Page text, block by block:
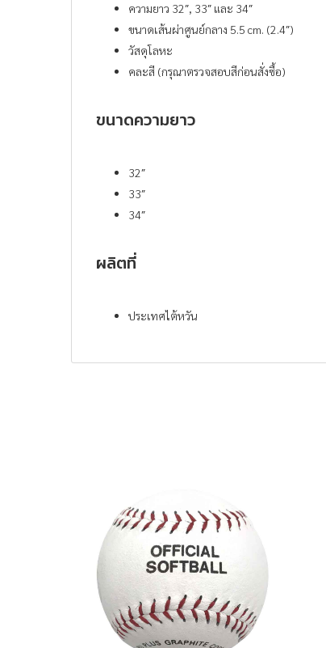
ความยาว 32″, 33″ และ 34″
ขนาดเส้นผ่าศูนย์กลาง 5.5 cm. (2.4″)
วัสดุโลหะ
คละสี (กรุณาตรวจสอบสีก่อนสั่งซื้อ)
ขนาดความยาว
32″
33″
34″
ผลิตที่
ประเทศไต้หวัน